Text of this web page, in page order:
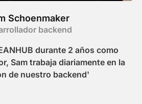
Schoenmaker
backend
durante 2 años como
Sam trabaja diariamente en la
de nuestro backend'